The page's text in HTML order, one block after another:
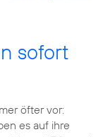
sofort
öfter vor:
es auf ihre